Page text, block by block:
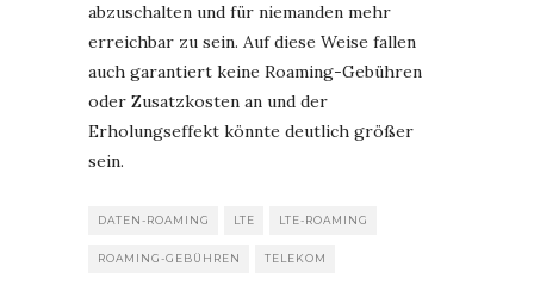
abzuschalten und für niemanden mehr
erreichbar zu sein. Auf diese Weise fallen
auch garantiert keine Roaming-Gebühren
oder Zusatzkosten an und der
Erholungseffekt könnte deutlich größer
sein.
DATEN-ROAMING LTE LTE-ROAMING
ROAMING-GEBÜHREN TELEKOM